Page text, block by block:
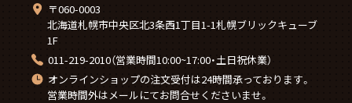
〒060-0003
北海道札幌市中央区北3条西1丁目1-1札幌ブリックキューブ
1F
011-219-2010（営業時間10:00~17:00・土日祝休業）
オンラインショップの注文受付は24時間承っております。
営業時間外はメールにてお問合せくださいませ。